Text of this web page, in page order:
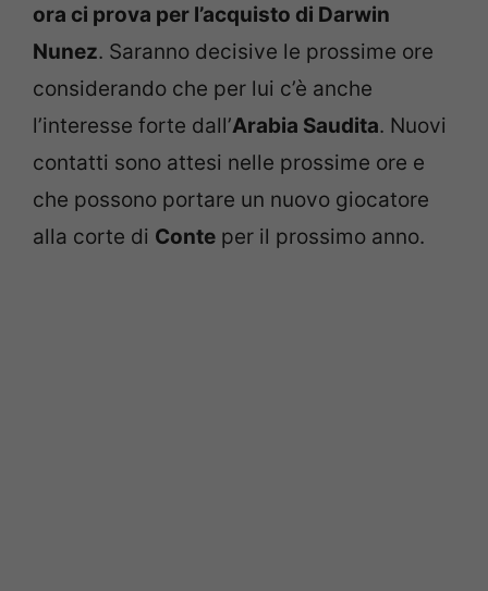
ora ci prova per l’acquisto di Darwin
Nunez. Saranno decisive le prossime ore
considerando che per lui c’è anche
l’interesse forte dall’Arabia Saudita. Nuovi
contatti sono attesi nelle prossime ore e
che possono portare un nuovo giocatore
alla corte di Conte per il prossimo anno.